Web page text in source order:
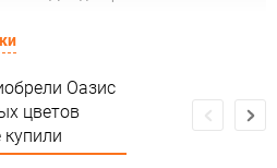
Особых условий не требует
35
Оазис
цветов